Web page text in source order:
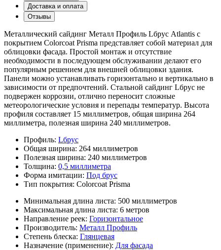
Доставка и оплата
Отзывы
Металлический сайдинг Металл Профиль Lбрус Atlantis с
покрытием Colorcoat Prisma представляет собой материал для
облицовки фасада. Простой монтаж и отсутствие
необходимости в последующем обслуживании делают его
популярным решением для внешней облицовки здания.
Панели можно устанавливать горизонтально и вертикально в
зависимости от предпочтений. Стальной сайдинг Lбрус не
подвержен коррозии, отлично переносит сложные
метеорологические условия и перепады температур. Высота
профиля составляет 15 миллиметров, общая ширина 264
миллиметра, полезная ширина 240 миллиметров.
Профиль: Lбрус
Общая ширина: 264 миллиметров
Полезная ширина: 240 миллиметров
Толщина: 0,5 миллиметра
Форма имитации: Под брус
Тип покрытия: Colorcoat Prisma
Минимальная длина листа: 500 миллиметров
Максимальная длина листа: 6 метров
Направление реек: Горизонтальное
Производитель: Металл Профиль
Степень блеска: Глянцевая
Назначение (применение): Для фасада